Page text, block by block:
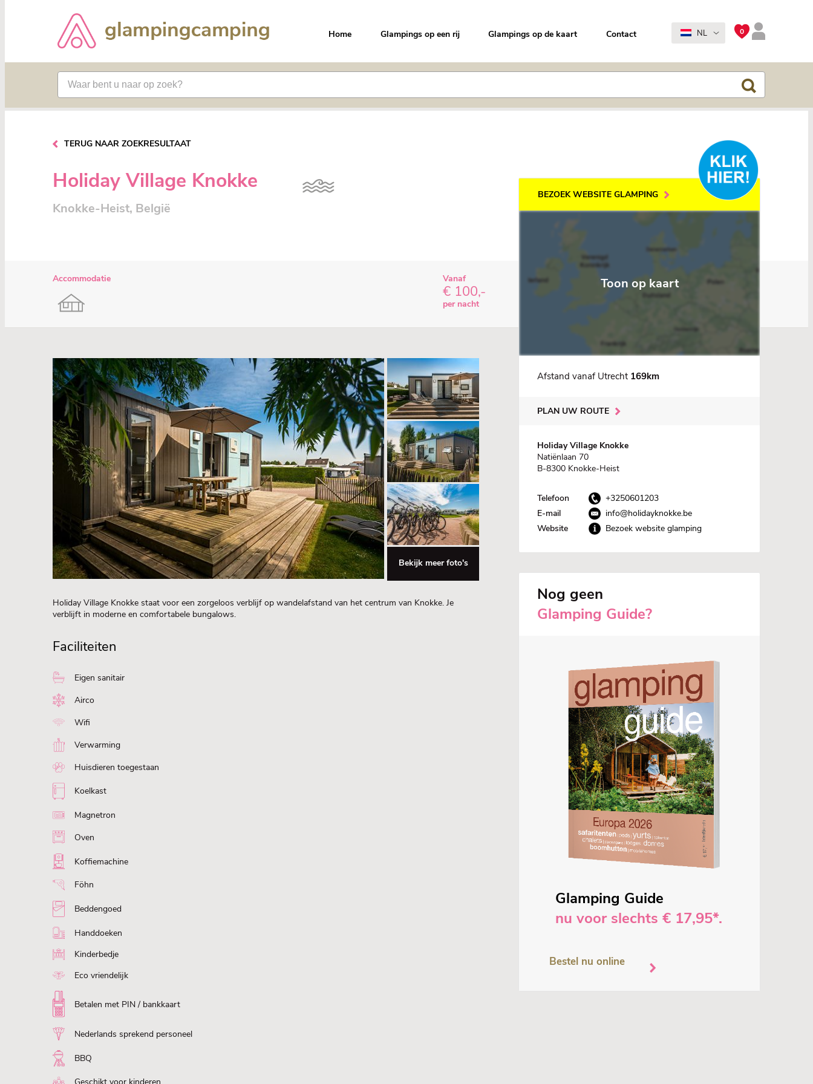
Home Glampings op een rij Glampings op de kaart Contact 0
NL
TERUG NAAR ZOEKRESULTAAT
Holiday Village Knokke
Knokke-Heist, België
Accommodatie Vanaf
€ 100,-
per nacht
Bekijk meer foto's
Holiday Village Knokke staat voor een zorgeloos verblijf op wandelafstand van het centrum van Knokke. Je
verblijft in moderne en comfortabele bungalows.
Faciliteiten
Eigen sanitair
Airco
Wifi
Verwarming
Huisdieren toegestaan
Koelkast
Magnetron
Oven
Koffiemachine
Föhn
Beddengoed
Handdoeken
Kinderbedje
Eco vriendelijk
Betalen met PIN / bankkaart
Nederlands sprekend personeel
BBQ
BEZOEK WEBSITE GLAMPING
Toon op kaart
Afstand vanaf Utrecht 169km
PLAN UW ROUTE
Holiday Village Knokke
Natiënlaan 70
B-8300 Knokke-Heist
Telefoon
+3250601203
E-mail
info@holidayknokke.be
Website
Bezoek website glamping
Nog geen
Glamping Guide?
Glamping Guide
nu voor slechts € 17,95*.
Bestel nu online